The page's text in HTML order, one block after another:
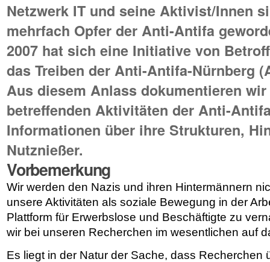
Netzwerk IT und seine Aktivist/Innen
mehrfach Opfer der Anti-Antifa
2007 hat sich eine Initiative von
das Treiben der Anti-Antifa-Nürnberg
Aus diesem Anlass dokumentieren
betreffenden Aktivitäten der Anti-
Informationen über ihre Strukturen,
Nutznießer.
Vorbemerkung
Wir werden den Nazis und ihren Hintermännern
unsere Aktivitäten als soziale Bewegung in der
Plattform für Erwerbslose und Beschäftigte zu
wir bei unseren Recherchen im wesentlichen auf
Es liegt in der Natur der Sache, dass Recherchen